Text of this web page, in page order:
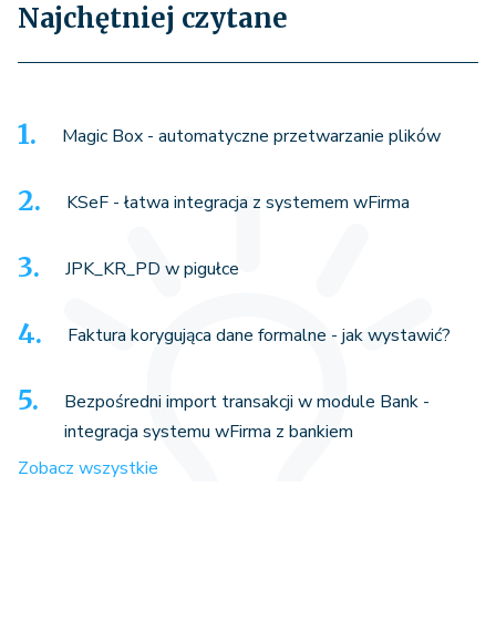
Najchętniej czytane
Magic Box - automatyczne przetwarzanie plików
KSeF - łatwa integracja z systemem wFirma
JPK_KR_PD w pigułce
Faktura korygująca dane formalne - jak wystawić?
Bezpośredni import transakcji w module Bank -
integracja systemu wFirma z bankiem
Zobacz wszystkie